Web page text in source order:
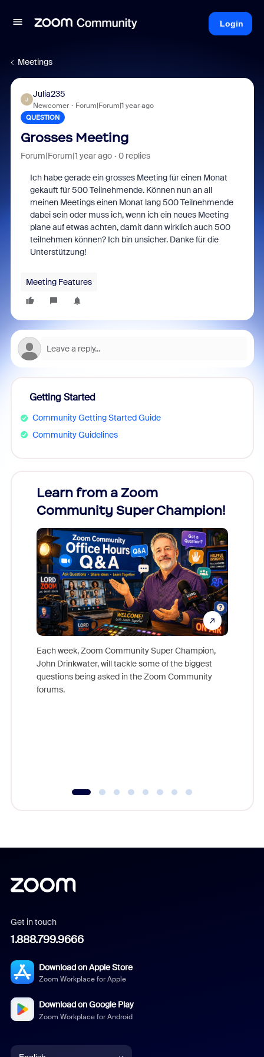
Login
Meetings
J
Julia235
Newcomer Forum|Forum|1 year ago
QUESTION
Grosses Meeting
Forum|Forum|1 year ago 0 replies
Ich habe gerade ein grosses Meeting für einen Monat
gekauft für 500 Teilnehmende. Können nun an all
meinen Meetings einen Monat lang 500 Teilnehmende
dabei sein oder muss ich, wenn ich ein neues Meeting
plane auf etwas achten, damit dann wirklich auch 500
teilnehmen können? Ich bin unsicher. Danke für die
Unterstützung!
Meeting Features
Getting Started
Community Getting Started Guide
Community Guidelines
Learn from a Zoom
Community Super Champion!
Each week, Zoom Community Super Champion,
John Drinkwater, will tackle some of the biggest
questions being asked in the Zoom Community
forums.
Get in touch
1.888.799.9666
Download on Apple Store
Zoom Workplace for Apple
Download on Google Play
Zoom Workplace for Android